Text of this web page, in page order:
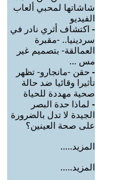
شاشاتها لمحبي ألعاب
الفيديو
- اكتشاف أثري نادر في
سردينيا.. -مقبرة
العمالقة- بتصميم غير
مس ...
- حقن -مانجارو- تظهر
تأثيرا وقائيا ضد حالة
صحية مهددة للحياة
- لماذا حدة البصر
الجيدة لا تدل بالضرورة
على صحة العينين؟
المزيد.....
المزيد.....